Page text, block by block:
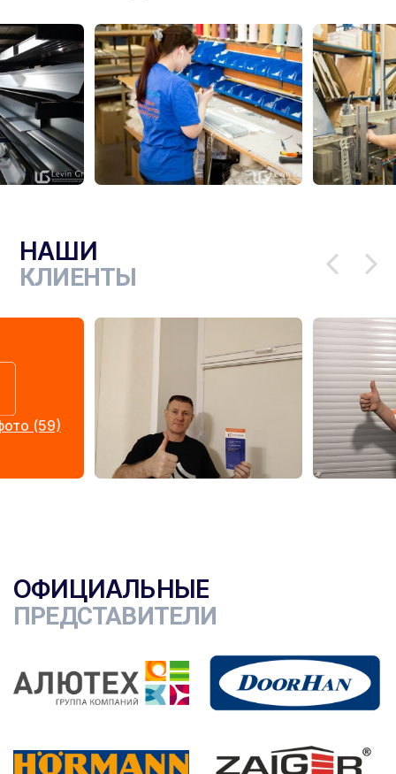
НАШИ
КЛИЕНТЫ
(59)
ОФИЦИАЛЬНЫЕ
ПРЕДСТАВИТЕЛИ